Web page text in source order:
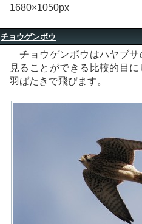
1680×1050px
チョウゲンボウ
チョウゲンボウはハヤブサ
見ることができる比較的目
羽ばたきで飛びます。